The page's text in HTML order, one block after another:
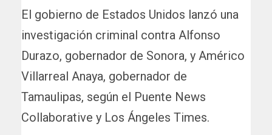
El gobierno de Estados Unidos lanzó una
investigación criminal contra Alfonso
Durazo, gobernador de Sonora, y Américo
Villarreal Anaya, gobernador de
Tamaulipas, según el Puente News
Collaborative y Los Ángeles Times.